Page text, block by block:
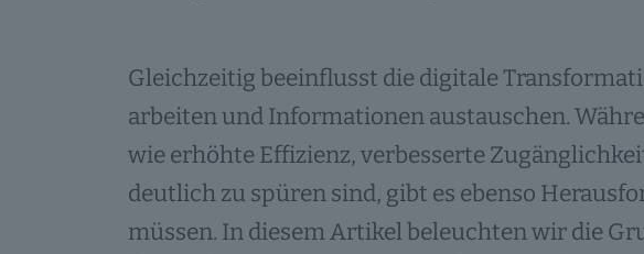
Gleichzeitig beeinflusst die digitale
arbeiten und Informationen austauschen.
wie erhöhte Effizienz, verbesserte
deutlich zu spüren sind, gibt es ebenso
müssen. In diesem Artikel beleuchten wir die